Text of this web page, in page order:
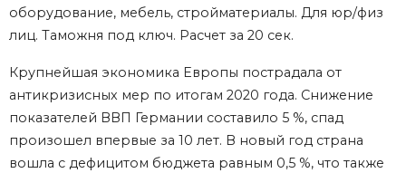
оборудование, мебель, стройматериалы. Для юр/физ
лиц. Таможня под ключ. Расчет за 20 сек.
Крупнейшая экономика Европы пострадала от
антикризисных мер по итогам 2020 года. Снижение
показателей ВВП Германии составило 5 %, спад
произошел впервые за 10 лет. В новый год страна
вошла с дефицитом бюджета равным 0,5 %, что также